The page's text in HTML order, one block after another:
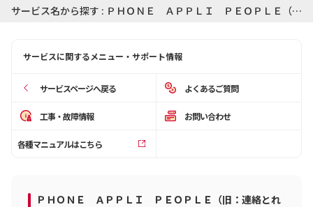
お知らせ サポートサイトの使い方
OCNのお客さまはこちら
オフィシャルサイト
サービス名から探す : ＰＨＯＮＥ ＡＰＰＬＩ ＰＥＯＰＬＥ（旧：連絡とれるくん）に関するお知らせ
サービスに関するメニュー・サポート情報
サービスページへ戻る よくあるご質問
工事・故障情報 お問い合わせ
各種マニュアルはこちら
ＰＨＯＮＥ ＡＰＰＬＩ ＰＥＯＰＬＥ（旧：連絡とれ